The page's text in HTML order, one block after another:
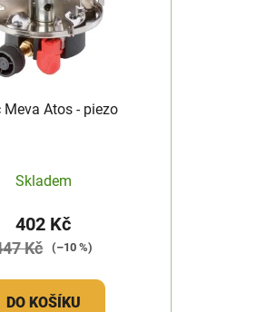
Meva Atos - piezo
Skladem
402 Kč
Kč (–10 %)
DO KOŠÍKU